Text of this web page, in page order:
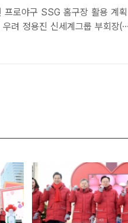
로야구 SSG 홈구장 활용 계획
장(작
구장 인허가에 적극적인 자세를